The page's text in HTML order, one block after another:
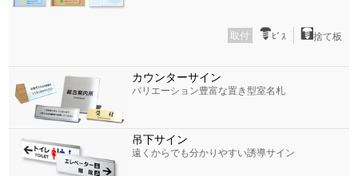
取付 ﾋﾞｽ 捨て板
カウンターサイン
バリエーション豊富な置き型室名札
吊下サイン
遠くからでも分かりやすい誘導サイン